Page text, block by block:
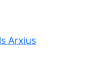
Arxius